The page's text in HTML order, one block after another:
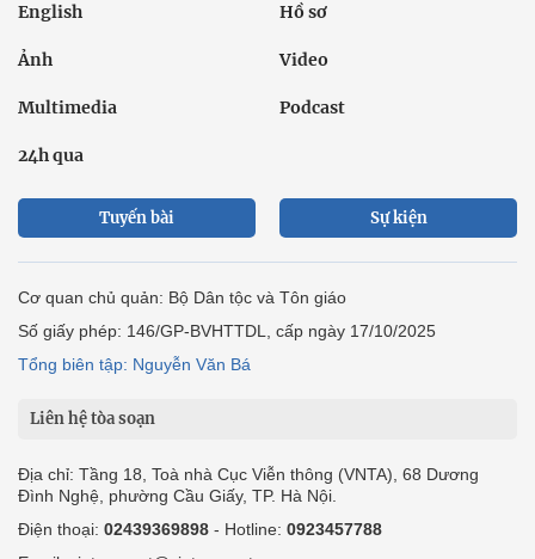
English Hồ sơ
Ảnh Video
Multimedia Podcast
24h qua
Tuyến bài Sự kiện
Cơ quan chủ quản: Bộ Dân tộc và Tôn giáo
Số giấy phép: 146/GP-BVHTTDL, cấp ngày 17/10/2025
Tổng biên tập: Nguyễn Văn Bá
Liên hệ tòa soạn
Địa chỉ: Tầng 18, Toà nhà Cục Viễn thông (VNTA), 68 Dương
Đình Nghệ, phường Cầu Giấy, TP. Hà Nội.
Điện thoại: 02439369898 - Hotline: 0923457788